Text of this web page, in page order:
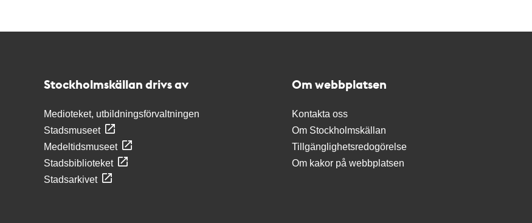
Stockholmskällan drivs av
Medioteket, utbildningsförvaltningen
Stadsmuseet
Medeltidsmuseet
Stadsbiblioteket
Stadsarkivet
Om webbplatsen
Kontakta oss
Om Stockholmskällan
Tillgänglighetsredogörelse
Om kakor på webbplatsen